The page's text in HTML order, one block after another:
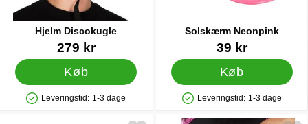
Hjelm Discokugle
Varenr 83825279 kr
Køb
Produkttilgængelighed: På lager
Leveringstid: 1-3 dage
Solskærm Neonpink
Varenr 2498139 kr
Køb
Produkttilgængelighed: På lager
Leveringstid: 1-3 dage